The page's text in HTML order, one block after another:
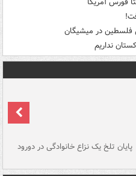
فلسطین در میشیگان
نداریم
پایان تلخ یک نزاع خانوادگی در دورود